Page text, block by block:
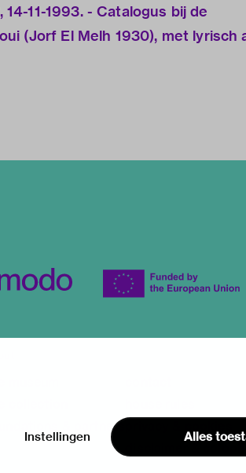
Alles
Instellingen
11-1993. - Catalogus bij de
(Jorf El Melh 1930), met lyrisch
& partners